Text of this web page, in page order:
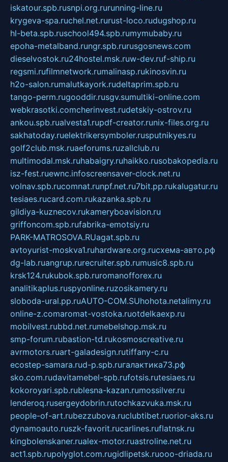
iskatour.spb.rusnpi.org.rurunning-line.ru
krygeva-spa.ruchel.net.rurust-loco.rudugshop.ru
hl-beta.spb.ruschool494.spb.rumymubaby.ru
epoha-metalband.rungr.spb.rurusgosnews.com
dieselvostok.ru24hostel.msk.ruw-dev.ruf-ship.ru
regsmi.rufilmnetwork.rumalinasp.rukinosvin.ru
h2o-salon.rumalutkayork.rudeltaprim.spb.ru
tango-perm.rugooddir.rusgv.sumultiki-online.com
webkrasotki.comcherinvest.rudetskiy-ostrov.ru
ankou.spb.rualvesta1.rupdf-creator.runix-files.org.ru
sakhatoday.ruelektrikersymboler.rusputnikyes.ru
golf2club.msk.ruaeforums.ruzallclub.ru
multimodal.msk.ruhabaigry.ruhaikko.rusobakopedia.ru
isz-fest.ruewnc.infoscreensaver-clock.net.ru
volnav.spb.rucomnat.runpf.net.ru7bit.pp.rukalugatur.ru
tesiaes.rucard.com.rukazanka.spb.ru
gildiya-kuznecov.rukameryboavision.ru
griffoncom.spb.rufabrika-emotsiy.ru
PARK-MATROSOVA.RUagat.spb.ru
avtoyurist-moskva1.ruhardware.org.ruсхема-авто.рф
dg-lab.ruangrup.rurecruiter.spb.rumusic8.spb.ru
krsk124.rukubok.spb.ruromanofforex.ru
analitikaplus.ruspyonline.ruzosikamery.ru
sloboda-ural.pp.ruAUTO-COM.SUhohota.netalimy.ru
online-z.comaromat-vostoka.ruotdelkaexp.ru
mobilvest.rubbd.net.rumebelshop.msk.ru
smp-forum.rubastion-td.rukosmoscreative.ru
avrmotors.ruart-galadesign.rutiffany-c.ru
ecostep-samara.rud-p.spb.ruгалактика73.рф
sko.com.rudavitamebel-spb.rufotsis.rutesiaes.ru
kokoroyari.spb.rublesna-kazan.rumossilver.ru
lenderoq.rusergeydobrin.rutochkazvuka.msk.ru
people-of-art.rubezzubova.ruclubtibet.ruorior-aks.ru
dynamoauto.ruszk-favorit.rucarlines.ruflatnsk.ru
kingbolenskaner.rualex-motor.ruastroline.net.ru
act1.spb.rupolyglot.com.rugidlipetsk.ruooo-driada.ru